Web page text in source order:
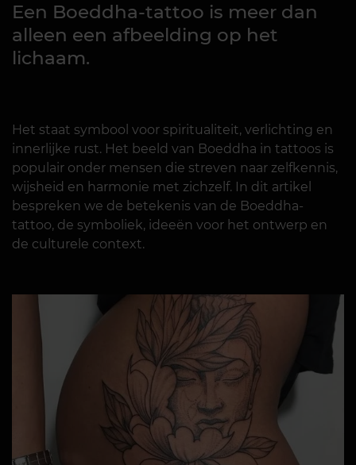
Een Boeddha-tattoo is meer dan
alleen een afbeelding op het
lichaam.
Het staat symbool voor spiritualiteit, verlichting en
innerlijke rust. Het beeld van Boeddha in tattoos is
populair onder mensen die streven naar zelfkennis,
wijsheid en harmonie met zichzelf. In dit artikel
bespreken we de betekenis van de Boeddha-
tattoo, de symboliek, ideeën voor het ontwerp en
de culturele context.